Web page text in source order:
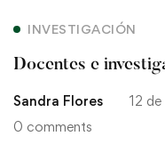
INVESTIGACIÓN
Docentes e
Sandra Flores
12
0 comments